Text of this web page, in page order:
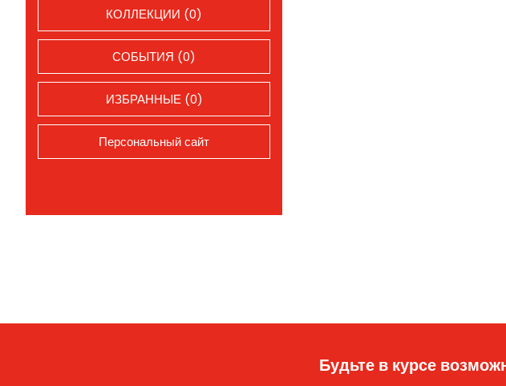
КОЛЛЕКЦИИ (0)
СОБЫТИЯ (0)
ИЗБРАННЫЕ (0)
Персональный сайт
Будьте в курсе